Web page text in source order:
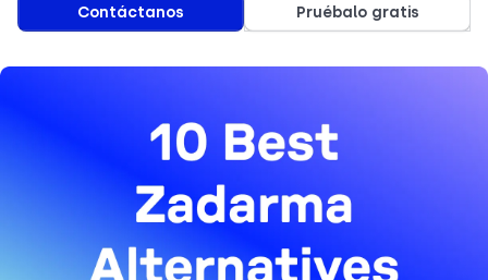
Contáctanos Pruébalo gratis